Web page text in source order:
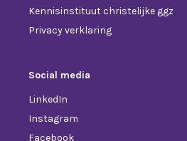
Kennisinstituut christelijke ggz
Privacy verklaring
Social media
LinkedIn
Instagram
Facebook